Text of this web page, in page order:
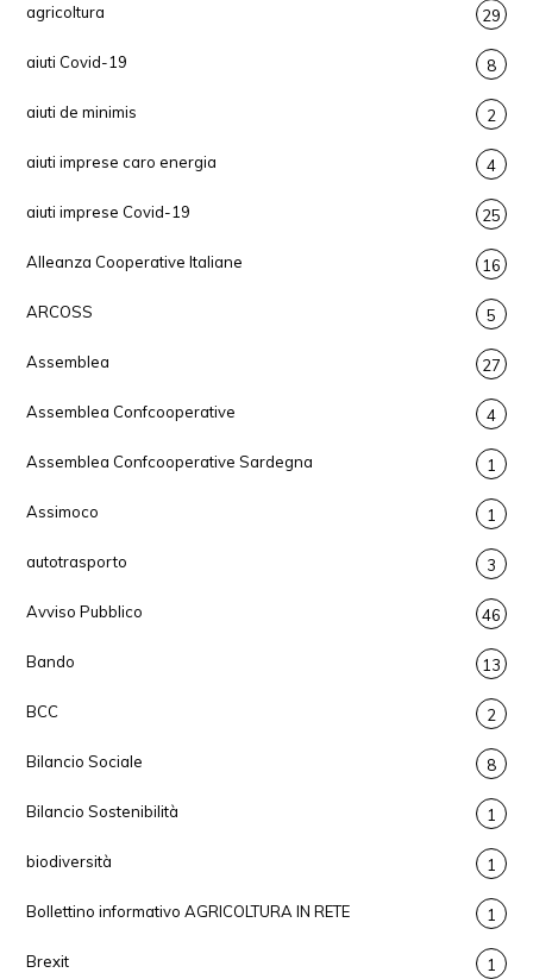
agricoltura 29
aiuti Covid-19 8
aiuti de minimis 2
aiuti imprese caro energia 4
aiuti imprese Covid-19 25
Alleanza Cooperative Italiane 16
ARCOSS 5
Assemblea 27
Assemblea Confcooperative 4
Assemblea Confcooperative Sardegna 1
Assimoco 1
autotrasporto 3
Avviso Pubblico 46
Bando 13
BCC 2
Bilancio Sociale 8
Bilancio Sostenibilità 1
biodiversità 1
Bollettino informativo AGRICOLTURA IN RETE 1
Brexit 1